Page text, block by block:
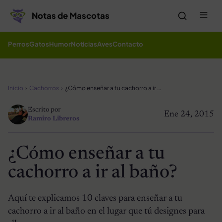
Notas de Mascotas
PerrosGatosHumorNoticiasAvesContacto
Inicio Cachorros ¿Cómo enseñar a tu cachorro a ir al baño?
Ene 24, 2015
Escrito por
Ramiro Libreros
¿Cómo enseñar a tu
cachorro a ir al baño?
Aquí te explicamos 10 claves para enseñar a tu
cachorro a ir al baño en el lugar que tú designes para